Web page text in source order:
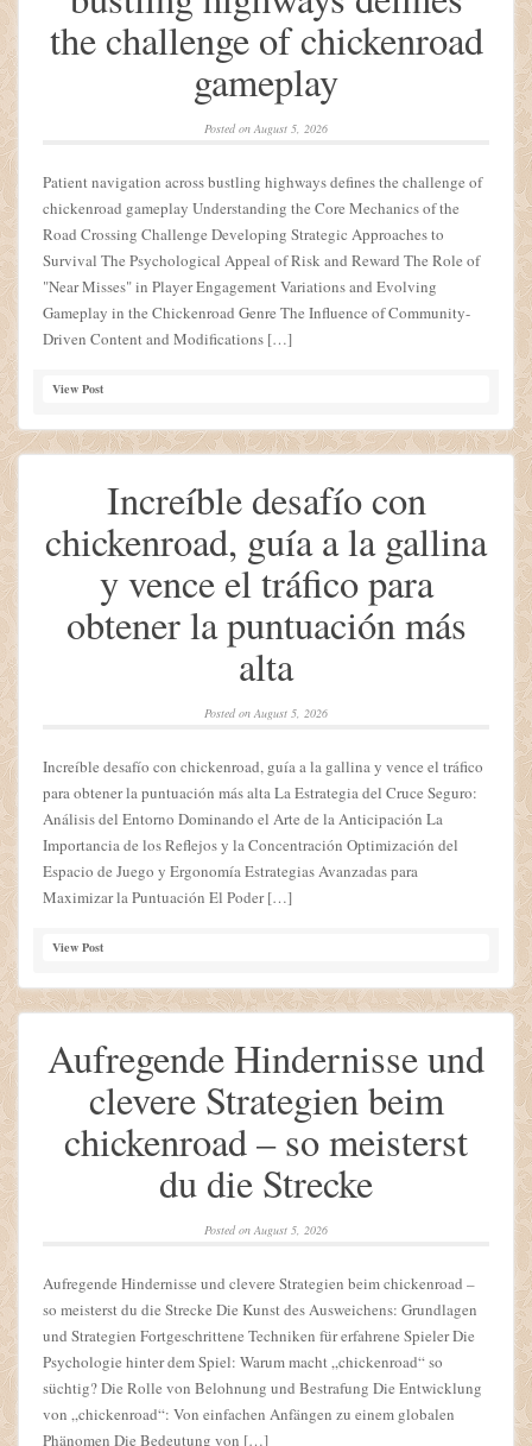
the challenge of chickenroad
gameplay
Posted on August 5, 2026
Patient navigation across bustling highways defines the challenge of
chickenroad gameplay Understanding the Core Mechanics of the
Road Crossing Challenge Developing Strategic Approaches to
Survival The Psychological Appeal of Risk and Reward The Role of
"Near Misses" in Player Engagement Variations and Evolving
Gameplay in the Chickenroad Genre The Influence of Community-
Driven Content and Modifications […]
View Post
Increíble desafío con
chickenroad, guía a la gallina
y vence el tráfico para
obtener la puntuación más
alta
Posted on August 5, 2026
Increíble desafío con chickenroad, guía a la gallina y vence el tráfico
para obtener la puntuación más alta La Estrategia del Cruce Seguro:
Análisis del Entorno Dominando el Arte de la Anticipación La
Importancia de los Reflejos y la Concentración Optimización del
Espacio de Juego y Ergonomía Estrategias Avanzadas para
Maximizar la Puntuación El Poder […]
View Post
Aufregende Hindernisse und
clevere Strategien beim
chickenroad – so meisterst
du die Strecke
Posted on August 5, 2026
Aufregende Hindernisse und clevere Strategien beim chickenroad –
so meisterst du die Strecke Die Kunst des Ausweichens: Grundlagen
und Strategien Fortgeschrittene Techniken für erfahrene Spieler Die
Psychologie hinter dem Spiel: Warum macht „chickenroad“ so
süchtig? Die Rolle von Belohnung und Bestrafung Die Entwicklung
von „chickenroad“: Von einfachen Anfängen zu einem globalen
Phänomen Die Bedeutung von […]